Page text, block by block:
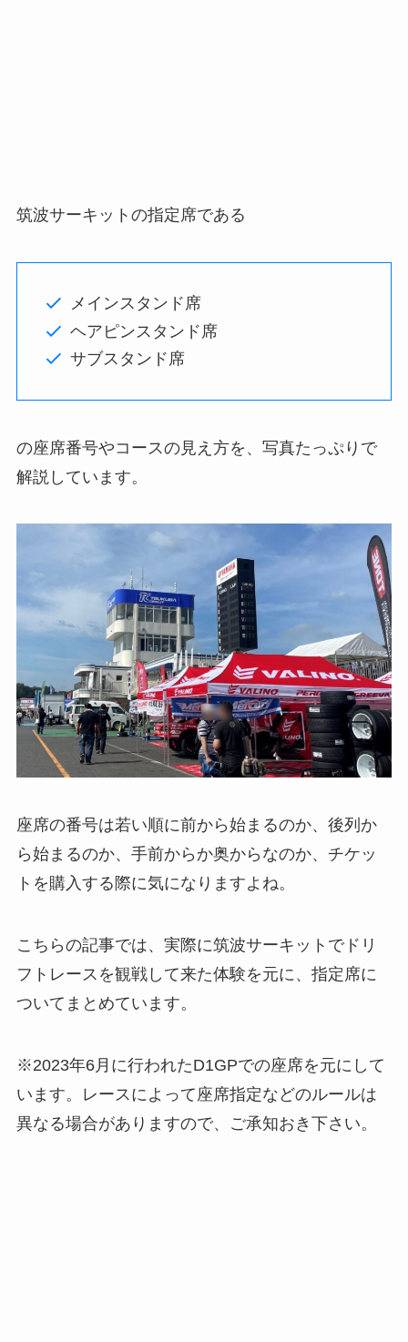
筑波サーキットの指定席である
メインスタンド席
ヘアピンスタンド席
サブスタンド席
の座席番号やコースの見え方を、写真たっぷりで
解説しています。
座席の番号は若い順に前から始まるのか、後列か
ら始まるのか、手前からか奥からなのか、チケッ
トを購入する際に気になりますよね。
こちらの記事では、実際に筑波サーキットでドリ
フトレースを観戦して来た体験を元に、指定席に
ついてまとめています。
※2023年6月に行われたD1GPでの座席を元にして
います。レースによって座席指定などのルールは
異なる場合がありますので、ご承知おき下さい。